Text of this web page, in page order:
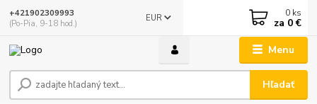
Menu
EUR
Hľadať
+421902309993
(Po-Pia, 9-18 hod.)
0 ks
za 0 €